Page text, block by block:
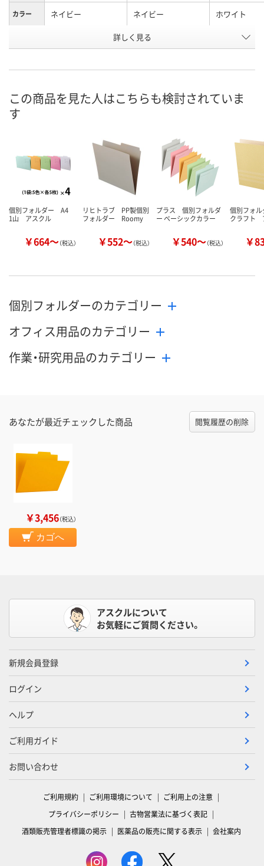
カラー ネイビー ネイビー ホワイト
P217616 P238164
お届け日 8月7日（金） 8月7日（金） 8月7日（金）
カゴへ カゴへ カ
詳しく見る
この商品を見た人はこちらも検討されていま
す
個別フォルダー A4
1山 アスクル
￥664～（税込）
リヒトラブ PP製個別
フォルダー Roomy
￥552～（税込）
プラス 個別フォルダ
ー ベーシックカラー
￥540～（税込）
個別フォ
クラフト
￥
個別フォルダーのカテゴリー
オフィス用品のカテゴリー
作業・研究用品のカテゴリー
あなたが最近チェックした商品 閲覧履歴の削除
￥3,456（税込）
カゴへ
アスクルについて
お気軽にご質問ください。
新規会員登録
ログイン
ヘルプ
ご利用ガイド
お問い合わせ
ご利用規約 ご利用環境について
ご利用上の注意
プライバシーポリシー
古物営業法に基づく表記
酒類販売管理者標識の掲示
医薬品の販売に関する表示 会社案内